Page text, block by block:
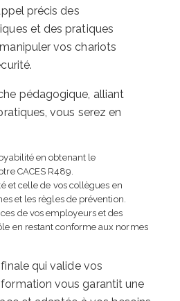
précis des
et des pratiques
vos chariots
pédagogique, alliant
vous serez en
en obtenant le
CACES R489.
et celle de vos collègues en
et les règles de prévention.
de vos employeurs et des
en restant conforme aux normes
qui valide vos
vous garantit une